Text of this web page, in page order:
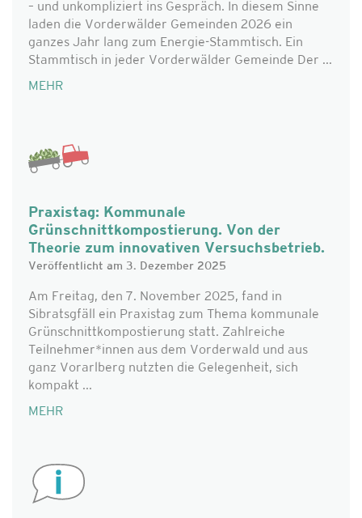
– und unkompliziert ins Gespräch. In diesem Sinne
laden die Vorderwälder Gemeinden 2026 ein
ganzes Jahr lang zum Energie-Stammtisch. Ein
Stammtisch in jeder Vorderwälder Gemeinde Der ...
MEHR
Praxistag: Kommunale
Grünschnittkompostierung. Von der
Theorie zum innovativen Versuchsbetrieb.
Veröffentlicht am 3. Dezember 2025
Am Freitag, den 7. November 2025, fand in
Sibratsgfäll ein Praxistag zum Thema kommunale
Grünschnittkompostierung statt. Zahlreiche
Teilnehmer*innen aus dem Vorderwald und aus
ganz Vorarlberg nutzten die Gelegenheit, sich
kompakt ...
MEHR